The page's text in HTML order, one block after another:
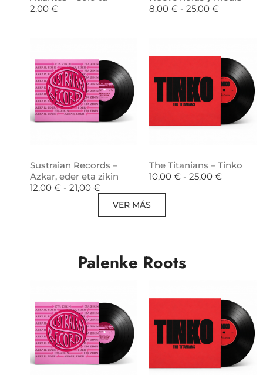
2,00 €
8,00 € - 25,00 €
Sustraian Records –
Azkar, eder eta zikin
12,00 € - 21,00 €
The Titanians – Tinko
10,00 € - 25,00 €
VER MÁS
Palenke Roots